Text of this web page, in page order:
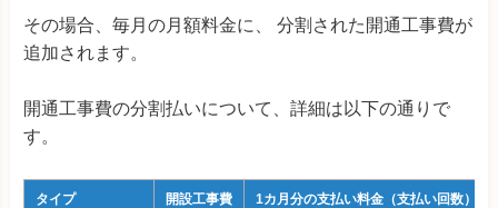
その場合、毎月の月額料金に、 分割された開通工事費が
追加されます。
開通工事費の分割払いについて、詳細は以下の通りで
す。
タイプ 開設工事費 1カ月分の支払い料金（支払い回数）